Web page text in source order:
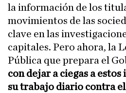
la información de los
movimientos de las
clave en las
capitales. Pero ahora, la
Pública que prepara el
con dejar a ciegas a
su trabajo diario contra